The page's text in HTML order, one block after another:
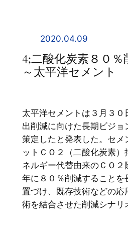
2020.04.09
4;二酸化炭素８０
～太平洋セメント
太平洋セメントは３月３
出削減に向けた長期ビジョ
策定したと発表した。セメ
ットＣＯ２（二酸化炭素
ネルギー代替由来のＣＯ２
年に８０％削減することを
置づけ、既存技術などの応
術を結合させた削減シナリ